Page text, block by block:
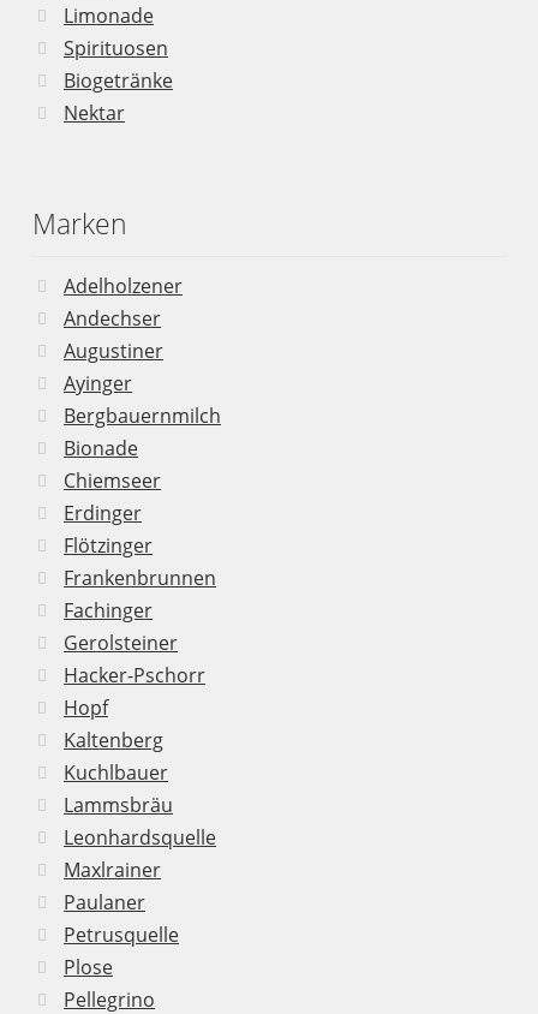
Limonade
Spirituosen
Biogetränke
Nektar
Marken
Adelholzener
Andechser
Augustiner
Ayinger
Bergbauernmilch
Bionade
Chiemseer
Erdinger
Flötzinger
Frankenbrunnen
Fachinger
Gerolsteiner
Hacker-Pschorr
Hopf
Kaltenberg
Kuchlbauer
Lammsbräu
Leonhardsquelle
Maxlrainer
Paulaner
Petrusquelle
Plose
Pellegrino